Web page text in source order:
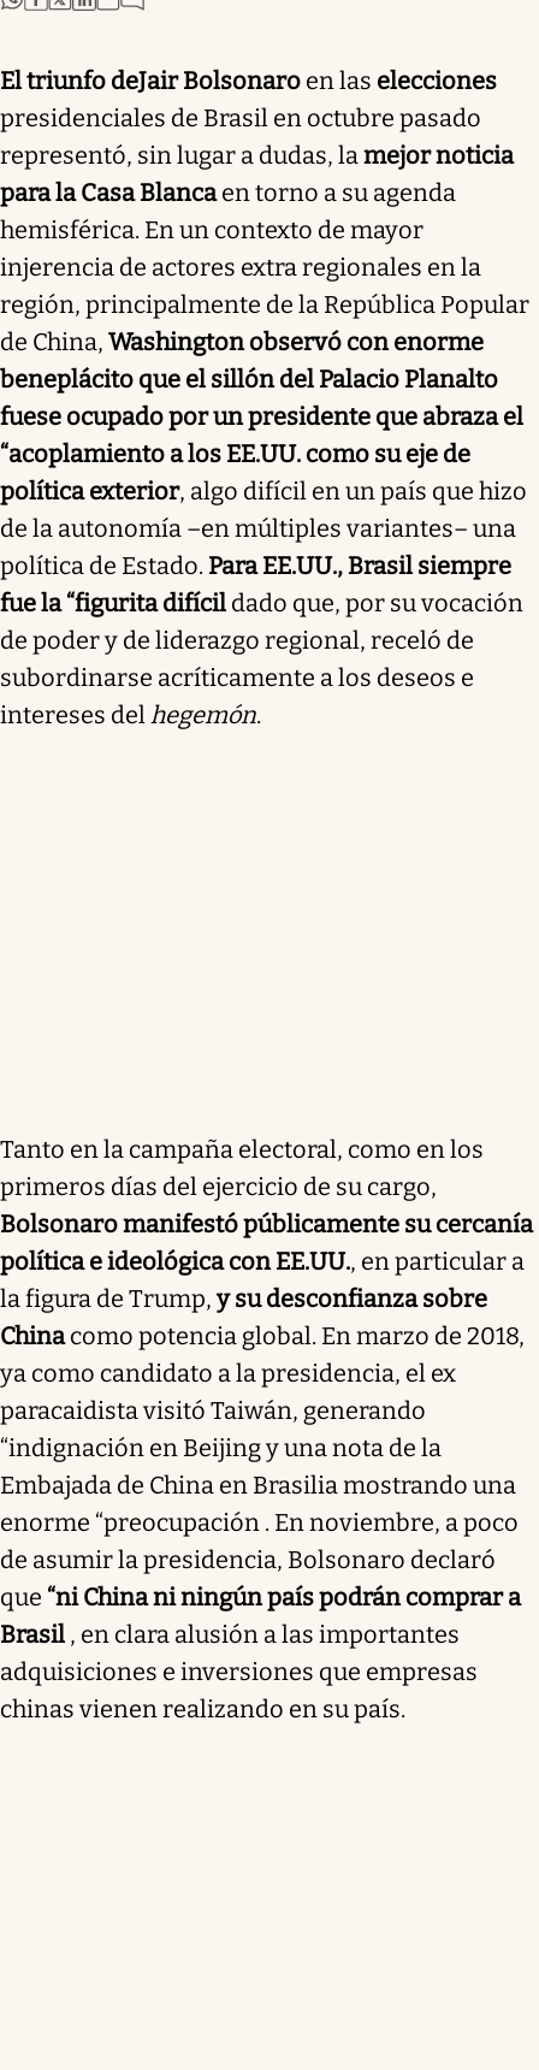
El triunfo deJair Bolsonaro en las elecciones
presidenciales de Brasil en octubre pasado
representó, sin lugar a dudas, lamejor noticia
para la Casa Blancaen torno a su agenda
hemisférica. En un contexto de mayor
injerencia de actores extra regionales en la
región, principalmente de la República Popular
de China, Washington observó con enorme
beneplácito que el sillón del Palacio Planalto
fuese ocupado por un presidente que abraza el
“acoplamiento a los EE.UU. como su eje de
política exterior, algo difícil en un país que hizo
de la autonomía –en múltiples variantes– una
política de Estado. Para EE.UU., Brasil siempre
fue la “figurita difícil dado que, por su vocación
de poder y de liderazgo regional, receló de
subordinarse acríticamente a los deseos e
intereses delhegemón.
Tanto en la campaña electoral, como en los
primeros días del ejercicio de su cargo,
Bolsonaro manifestó públicamente su cercanía
política e ideológica con EE.UU., en particular a
la figura de Trump,y su desconfianza sobre
Chinacomo potencia global. En marzo de 2018,
ya como candidato a la presidencia, el ex
paracaidista visitó Taiwán, generando
“indignación en Beijing y una nota de la
Embajada de China en Brasilia mostrando una
enorme “preocupación . En noviembre, a poco
de asumir la presidencia, Bolsonaro declaró
que “ni China ni ningún país podrán comprar a
Brasil , en clara alusión a las importantes
adquisiciones e inversiones que empresas
chinas vienen realizando en su país.